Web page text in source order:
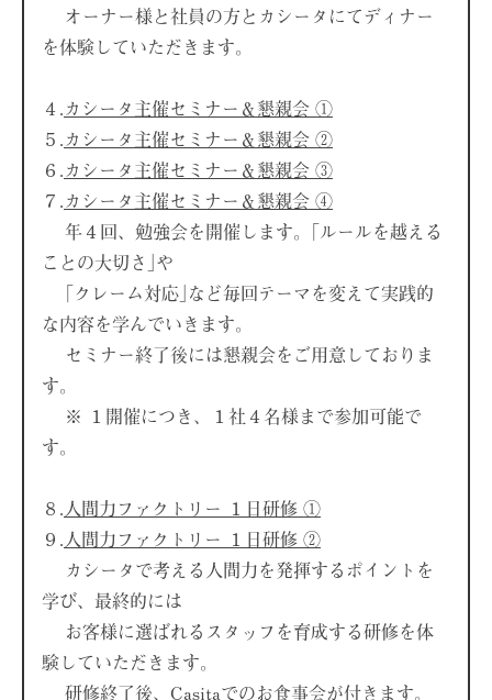
オーナー様と社員の方とカシータにてディナー
を体験していただきます。
４.カシータ主催セミナー＆懇親会 ①
５.カシータ主催セミナー＆懇親会 ②
６.カシータ主催セミナー＆懇親会 ③
７.カシータ主催セミナー＆懇親会 ④
年４回、勉強会を開催します。｢ルールを越える
ことの大切さ｣や
｢クレーム対応｣など毎回テーマを変えて実践的
な内容を学んでいきます。
セミナー終了後には懇親会をご用意しておりま
す。
※ １開催につき、１社４名様まで参加可能で
す。
８.人間力ファクトリー １日研修 ①
９.人間力ファクトリー １日研修 ②
カシータで考える人間力を発揮するポイントを
学び、最終的には
お客様に選ばれるスタッフを育成する研修を体
験していただきます。
研修終了後、Casitaでのお食事会が付きます。